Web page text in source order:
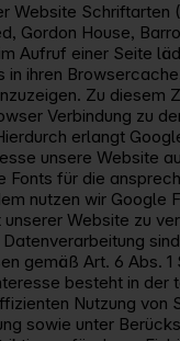
Website Schriftarten
Gordon House,
Aufruf einer Seite
in ihren
Zu diesem
Verbindung zu
erlangt
unsere Website
Fonts für die
nutzen wir Google
Website zu
gemäß Art. 6 Abs. 1
besteht in der
Nutzung von
sowie unter